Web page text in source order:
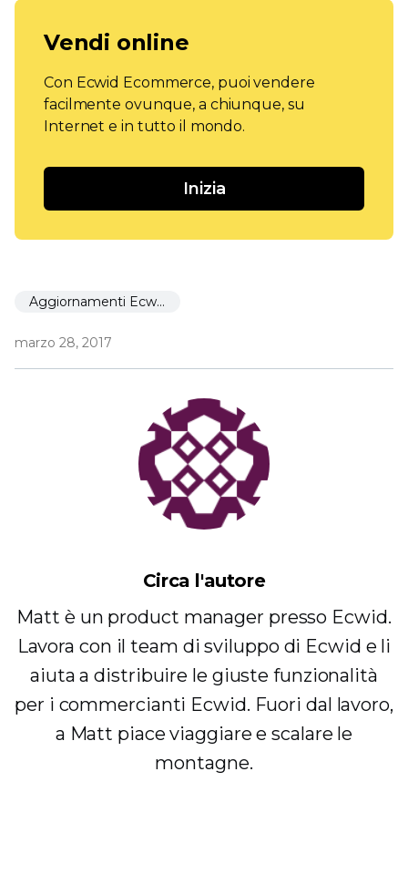
Vendi online
Con Ecwid Ecommerce, puoi vendere
facilmente ovunque, a chiunque, su
Internet e in tutto il mondo.
Inizia
Aggiornamenti Ecwid
marzo 28, 2017
Circa l'autore
Matt è un product manager presso Ecwid.
Lavora con il team di sviluppo di Ecwid e li
aiuta a distribuire le giuste funzionalità
per i commercianti Ecwid. Fuori dal lavoro,
a Matt piace viaggiare e scalare le
montagne.